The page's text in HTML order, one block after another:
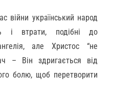
війни український народ
і втрати, подібні до
але Христос “не
– Він здригається від
болю, щоб перетворити